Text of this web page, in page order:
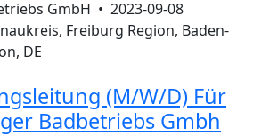
GmbH • 2023-09-08
Freiburg Region, Baden-
DE
(M/W/D) Für
Badbetriebs Gmbh